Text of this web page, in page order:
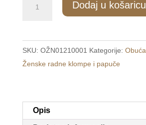
papuče
plave
/CONFORT/
Dodaj u košaricu
SKU: OŽN01210001 Kategorije: Obuća
Ženske radne klompe i papuče
Opis